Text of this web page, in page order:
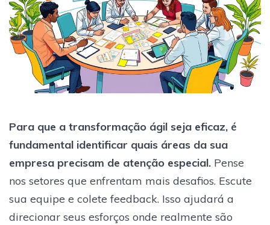
Para que a transformação ágil seja eficaz, é
fundamental identificar quais áreas da sua
empresa precisam de atenção especial. Pense
nos setores que enfrentam mais desafios. Escute
sua equipe e colete feedback. Isso ajudará a
direcionar seus esforços onde realmente são